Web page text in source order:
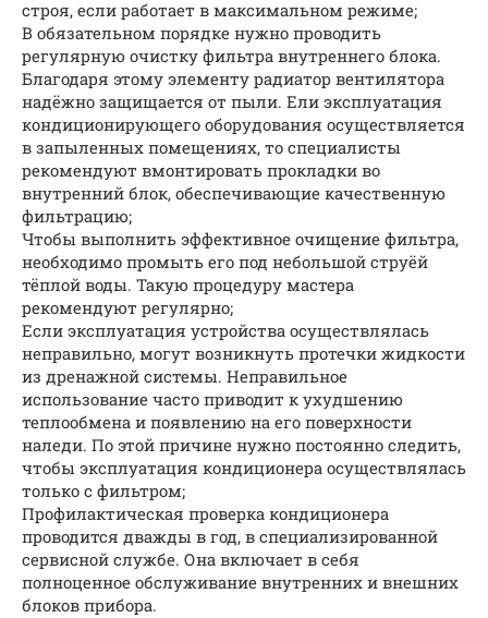
строя, если работает в максимальном режиме;
В обязательном порядке нужно проводить
регулярную очистку фильтра внутреннего блока.
Благодаря этому элементу радиатор вентилятора
надёжно защищается от пыли. Ели эксплуатация
кондиционирующего оборудования осуществляется
в запыленных помещениях, то специалисты
рекомендуют вмонтировать прокладки во
внутренний блок, обеспечивающие качественную
фильтрацию;
Чтобы выполнить эффективное очищение фильтра,
необходимо промыть его под небольшой струёй
тёплой воды. Такую процедуру мастера
рекомендуют регулярно;
Если эксплуатация устройства осуществлялась
неправильно, могут возникнуть протечки жидкости
из дренажной системы. Неправильное
использование часто приводит к ухудшению
теплообмена и появлению на его поверхности
наледи. По этой причине нужно постоянно следить,
чтобы эксплуатация кондиционера осуществлялась
только с фильтром;
Профилактическая проверка кондиционера
проводится дважды в год, в специализированной
сервисной службе. Она включает в себя
полноценное обслуживание внутренних и внешних
блоков прибора.